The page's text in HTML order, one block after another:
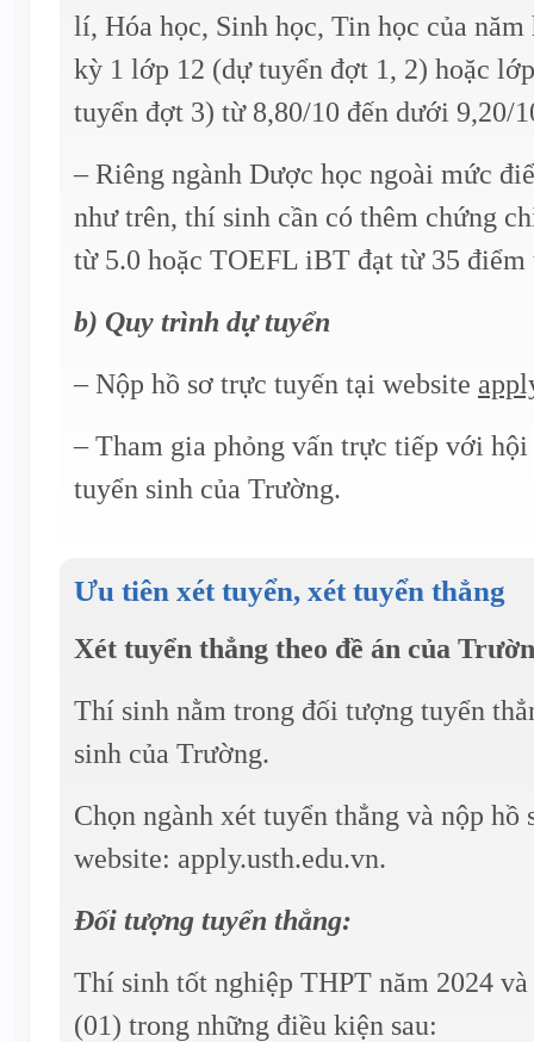
lí, Hóa học, Sinh học, Tin học của
kỳ 1 lớp 12 (dự tuyển đợt 1, 2) hoặc
tuyển đợt 3) từ 8,80/10 đến dưới 9,20/
– Riêng ngành Dược học ngoài mức
như trên, thí sinh cần có thêm chứng
từ 5.0 hoặc TOEFL iBT đạt từ 35
b) Quy trình dự tuyển
– Nộp hồ sơ trực tuyến tại website
– Tham gia phỏng vấn trực tiếp với hội
tuyển sinh của Trường.
Ưu tiên xét tuyển, xét tuyển thẳng
Xét tuyển thẳng theo đề án của
Thí sinh nằm trong đối tượng tuyển
sinh của Trường.
Chọn ngành xét tuyển thẳng và nộp
website: apply.usth.edu.vn.
Đối tượng tuyển thẳng:
Thí sinh tốt nghiệp THPT năm 2024
(01) trong những điều kiện sau: